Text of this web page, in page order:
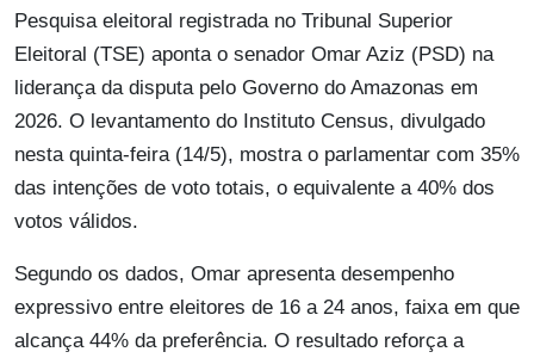
Pesquisa eleitoral registrada no Tribunal Superior
Eleitoral (TSE) aponta o senador Omar Aziz (PSD) na
liderança da disputa pelo Governo do Amazonas em
2026. O levantamento do Instituto Census, divulgado
nesta quinta-feira (14/5), mostra o parlamentar com 35%
das intenções de voto totais, o equivalente a 40% dos
votos válidos.
Segundo os dados, Omar apresenta desempenho
expressivo entre eleitores de 16 a 24 anos, faixa em que
alcança 44% da preferência. O resultado reforça a